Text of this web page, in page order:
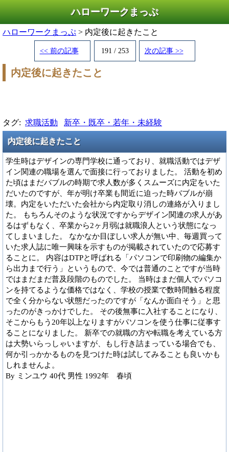
ハローワークまっぷ
ハローワークまっぷ > 内定後に起きたこと
<< 前の記事 191 / 253 次の記事 >>
内定後に起きたこと
タグ: 求職活動 新卒・既卒・若年・未経験
内定後に起きたこと
学生時はデザインの専門学校に通っており、就職活動ではデザ
イン関連の職場を選んで面接に行っておりました。 活動を初め
た頃はまだバブルの時期で求人数が多くスムーズに内定をいた
だいたのですが、年が明け卒業も間近に迫った時バブルが崩
壊。内定をいただいた会社から内定取り消しの連絡が入りまし
た。 もちろんそのような状況ですからデザイン関連の求人があ
るはずもなく、卒業から2ヶ月弱は就職浪人という状態になっ
てしまいました。 なかなか目ぼしい求人が無い中、毎週買って
いた求人誌に唯一興味を示すものが掲載されていたので応募す
ることに。 内容はDTPと呼ばれる「パソコンで印刷物の編集か
ら出力まで行う」というもので、今では普通のことですが当時
ではまだまだ普及段階のものでした。 当時はまだ個人でパソコ
ンを持てるような価格ではなく、学校の授業で数時間触る程度
で全く分からない状態だったのですが「なんか面白そう」と思
ったのがきっかけでした。 その後無事に入社することになり、
そこからもう20年以上なりますがパソコンを使う仕事に従事す
ることになりました。 新卒での就職の方や転職を考えている方
は大勢いらっしゃいますが、もし行き詰まっている場合でも、
何か引っかかるものを見つけた時は試してみることも良いかも
しれませんよ。
By ミンユウ 40代 男性 1992年 春頃